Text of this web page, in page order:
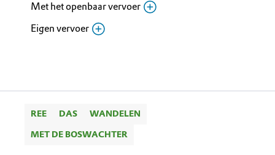
Met het openbaar vervoer
Bushalte Klapbrug ’s-Graveland (106
bezoekerscentrum bevindt zich na 250 meter
Eigen vervoer
Routebeschrijving
REE DAS
WANDELEN
MET DE BOSWACHTER